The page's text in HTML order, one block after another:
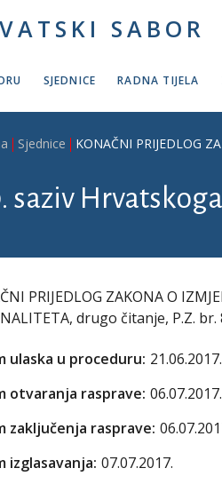
SABOR
SJEDNICE RADNA TIJELA
Sjednice KONAČNI PRIJEDLOG
saziv
PRIJEDLOG ZAKONA O
drugo čitanje, P.Z.
ulaska u proceduru: 21.06.2017.
otvaranja rasprave: 06.07.2017.
zaključenja rasprave:
izglasavanja: 07.07.2017.